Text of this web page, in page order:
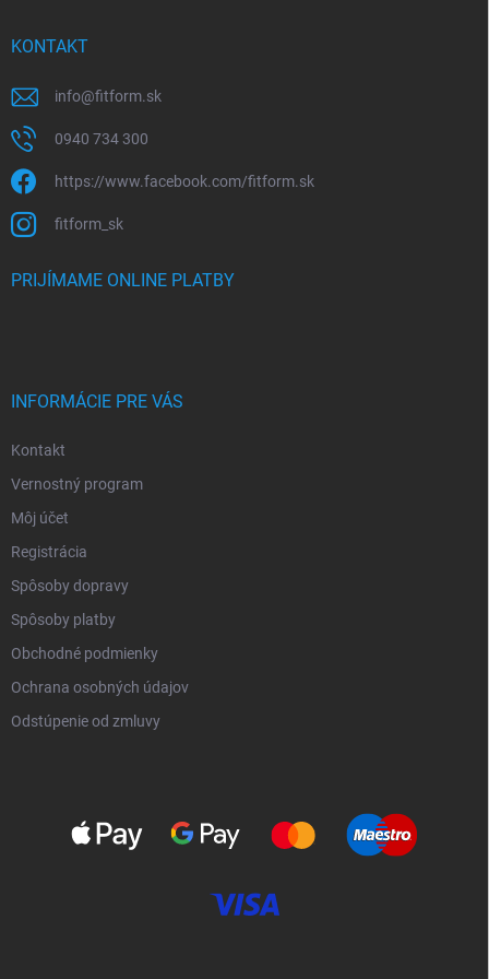
KONTAKT
info@fitform.sk
0940 734 300
https://www.facebook.com/fitform.sk
fitform_sk
PRIJÍMAME ONLINE PLATBY
INFORMÁCIE PRE VÁS
Kontakt
Vernostný program
Môj účet
Registrácia
Spôsoby dopravy
Spôsoby platby
Obchodné podmienky
Ochrana osobných údajov
Odstúpenie od zmluvy